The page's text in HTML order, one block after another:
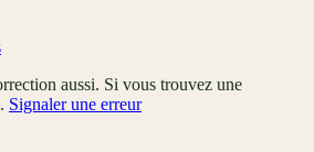
aussi. Si vous trouvez une
Signaler une erreur